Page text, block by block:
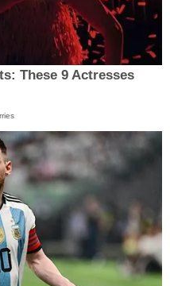
These 9 Actresses